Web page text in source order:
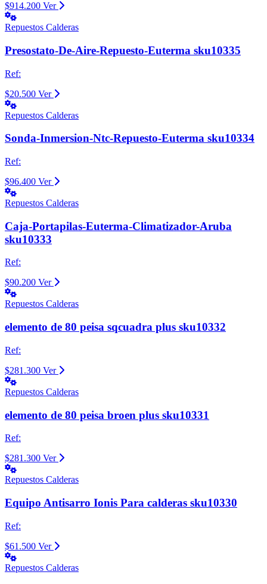
$914.200 Ver
Repuestos Calderas
Presostato-De-Aire-Repuesto-Euterma sku10335
Ref:
$20.500 Ver
Repuestos Calderas
Sonda-Inmersion-Ntc-Repuesto-Euterma sku10334
Ref:
$96.400 Ver
Repuestos Calderas
Caja-Portapilas-Euterma-Climatizador-Aruba
sku10333
Ref:
$90.200 Ver
Repuestos Calderas
elemento de 80 peisa sqcuadra plus sku10332
Ref:
$281.300 Ver
Repuestos Calderas
elemento de 80 peisa broen plus sku10331
Ref:
$281.300 Ver
Repuestos Calderas
Equipo Antisarro Ionis Para calderas sku10330
Ref:
$61.500 Ver
Repuestos Calderas